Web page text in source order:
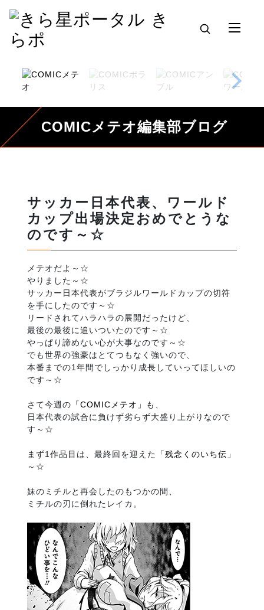
COMICメテオ編集部ブログ
サッカー日本代表、ワールド
カップ出場決定おめでとうな
のです～☆
メテオだよ～☆
やりました～☆
サッカー日本代表がブラジルワールドカップの切符
を手にしたのです～☆
リードされてハラハラの展開だったけど、
最後の最後に追いついたのです～☆
やっぱり諦めない心が大事なのです～☆
でも世界の強豪はとてつもなく強いので、
本番までの1年間でしっかり成長していってほしいの
です～☆
さて今週の 「COMICメテオ」
も、
日本代表の試合に負けず劣らず大盛り上がりなので
す～☆
まず1作品目は、最終回を迎えた
「残念くのいち伝」
～☆
妹のミチルと再会したのもつかの間、
ミチルの刃に倒れたレイカ。